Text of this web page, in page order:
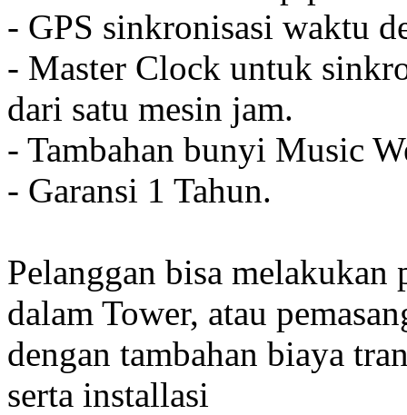
- GPS sinkronisasi waktu
- Master Clock untuk
dari satu mesin jam.
- Tambahan bunyi Music
- Garansi 1 Tahun.
Pelanggan bisa melakukan
dalam Tower, atau
dengan tambahan biaya
serta installasi